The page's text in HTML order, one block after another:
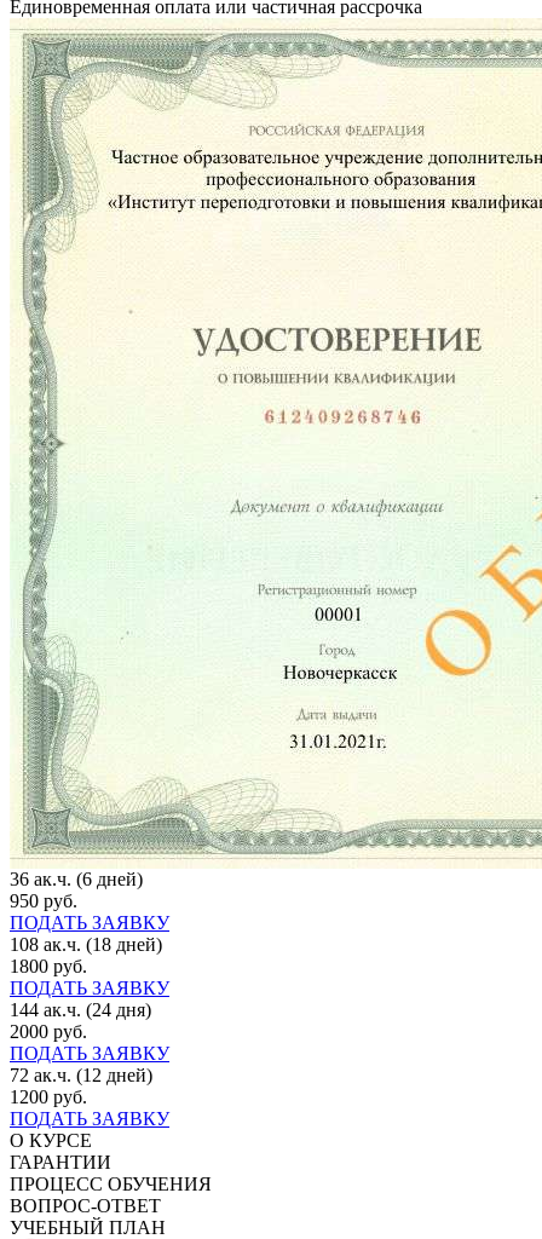
Единовременная оплата или частичная рассрочка
36 ак.ч. (6 дней)
950 руб.
ПОДАТЬ ЗАЯВКУ
108 ак.ч. (18 дней)
1800 руб.
ПОДАТЬ ЗАЯВКУ
144 ак.ч. (24 дня)
2000 руб.
ПОДАТЬ ЗАЯВКУ
72 ак.ч. (12 дней)
1200 руб.
ПОДАТЬ ЗАЯВКУ
О КУРСЕ
ГАРАНТИИ
ПРОЦЕСС ОБУЧЕНИЯ
ВОПРОС-ОТВЕТ
УЧЕБНЫЙ ПЛАН